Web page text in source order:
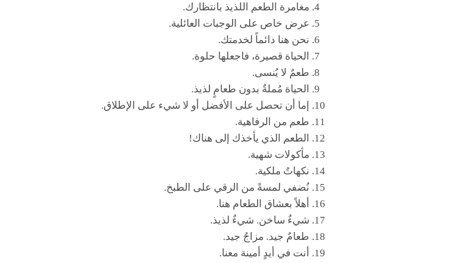
مغامرة الطعم اللذيذ بانتظارك.
عرض خاص على الوجبات العائلية.
نحن هنا دائماً لخدمتك.
الحياة قصيرة، فاجعلها حلوة.
طعمٌ لا يُنسى.
الحياة مُملةٌ بدون طعامٍ لذيذ.
إما أن تحصل على الأفضل أو لا شيء على الإطلاق.
طعم من الرفاهية.
الطعم الذي يأخذك إلى هناك!
مأكولات شهية.
نكهاتٌ ملكية.
نُضفي لمسةً من الرقي على الطبخ.
أهلاً بعشاق الطعام هنا.
شيءٌ ساخن. شيءٌ لذيذ.
طعامٌ جيد. مزاجٌ جيد.
أنت في أيدٍ أمينة معنا.